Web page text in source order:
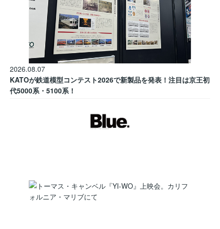
2026.08.07
KATOが鉄道模型コンテスト2026で新製品を発表！注目は京王初
代5000系・5100系！